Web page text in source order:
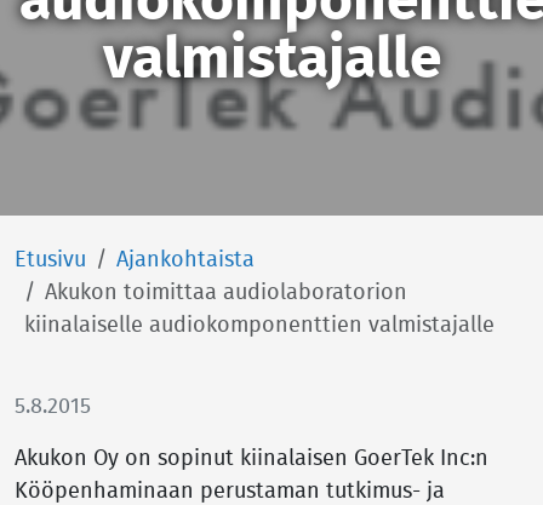
valmistajalle
Etusivu
Ajankohtaista
Akukon toimittaa audiolaboratorion
kiinalaiselle audiokomponenttien valmistajalle
5.8.2015
Akukon Oy on sopinut kiinalaisen GoerTek Inc:n
Kööpenhaminaan perustaman tutkimus- ja